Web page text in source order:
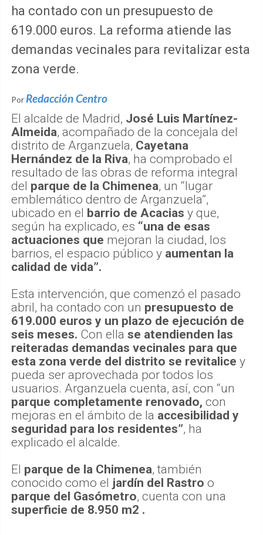
ha contado con un presupuesto de
619.000 euros. La reforma atiende las
demandas vecinales para revitalizar esta
zona verde.
Por Redacción Centro
El alcalde de Madrid, José Luis Martínez-
Almeida, acompañado de la concejala del
distrito de Arganzuela, Cayetana
Hernández de la Riva, ha comprobado el
resultado de las obras de reforma integral
del parque de la Chimenea, un “lugar
emblemático dentro de Arganzuela”,
ubicado en el barrio de Acacias y que,
según ha explicado, es “una de esas
actuaciones que mejoran la ciudad, los
barrios, el espacio público y aumentan la
calidad de vida”.
Esta intervención, que comenzó el pasado
abril, ha contado con un presupuesto de
619.000 euros y un plazo de ejecución de
seis meses. Con ella se atendienden las
reiteradas demandas vecinales para que
esta zona verde del distrito se revitalice y
pueda ser aprovechada por todos los
usuarios. Arganzuela cuenta, así, con “un
parque completamente renovado, con
mejoras en el ámbito de la accesibilidad y
seguridad para los residentes”, ha
explicado el alcalde.
El parque de la Chimenea, también
conocido como el jardín del Rastro o
parque del Gasómetro, cuenta con una
superficie de 8.950 m2 .